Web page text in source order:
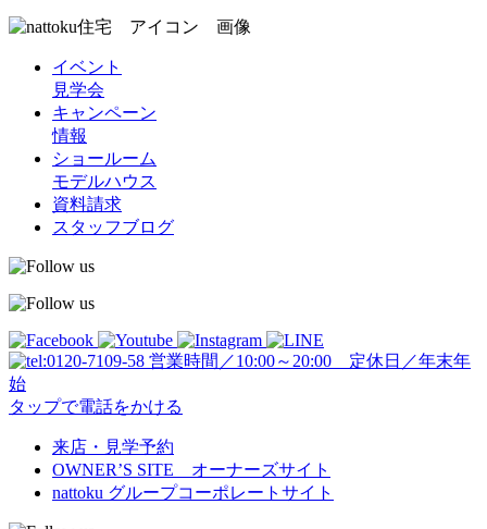
イベント
見学会
キャンペーン
情報
ショールーム
モデルハウス
資料請求
スタッフブログ
営業時間／10:00～20:00 定休日／年末年
始
タップで電話をかける
来店・見学予約
OWNER’S SITE オーナーズサイト
nattoku グループコーポレートサイト